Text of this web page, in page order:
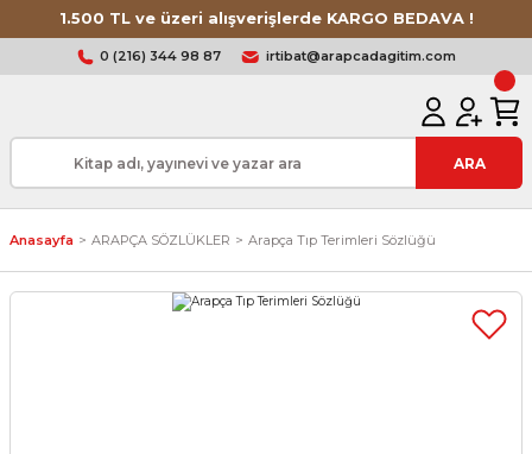
1.500 TL ve üzeri alışverişlerde KARGO BEDAVA !
0 (216) 344 98 87 irtibat@arapcadagitim.com
ARA
Anasayfa ARAPÇA SÖZLÜKLER Arapça Tıp Terimleri Sözlüğü